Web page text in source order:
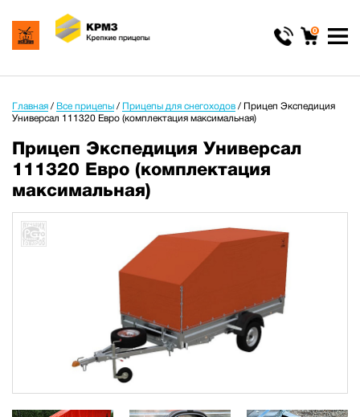
0
Главная / Все прицепы / Прицепы для снегоходов / Прицеп Экспедиция
Универсал 111320 Евро (комплектация максимальная)
Прицеп Экспедиция Универсал
111320 Евро (комплектация
максимальная)